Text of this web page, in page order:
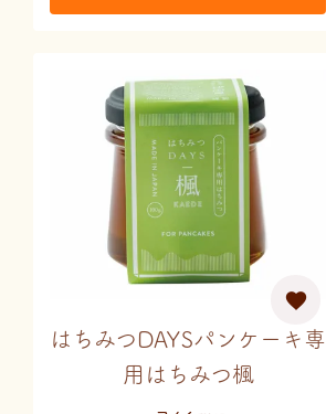
はちみつDAYSパンケーキ専
用はちみつ楓